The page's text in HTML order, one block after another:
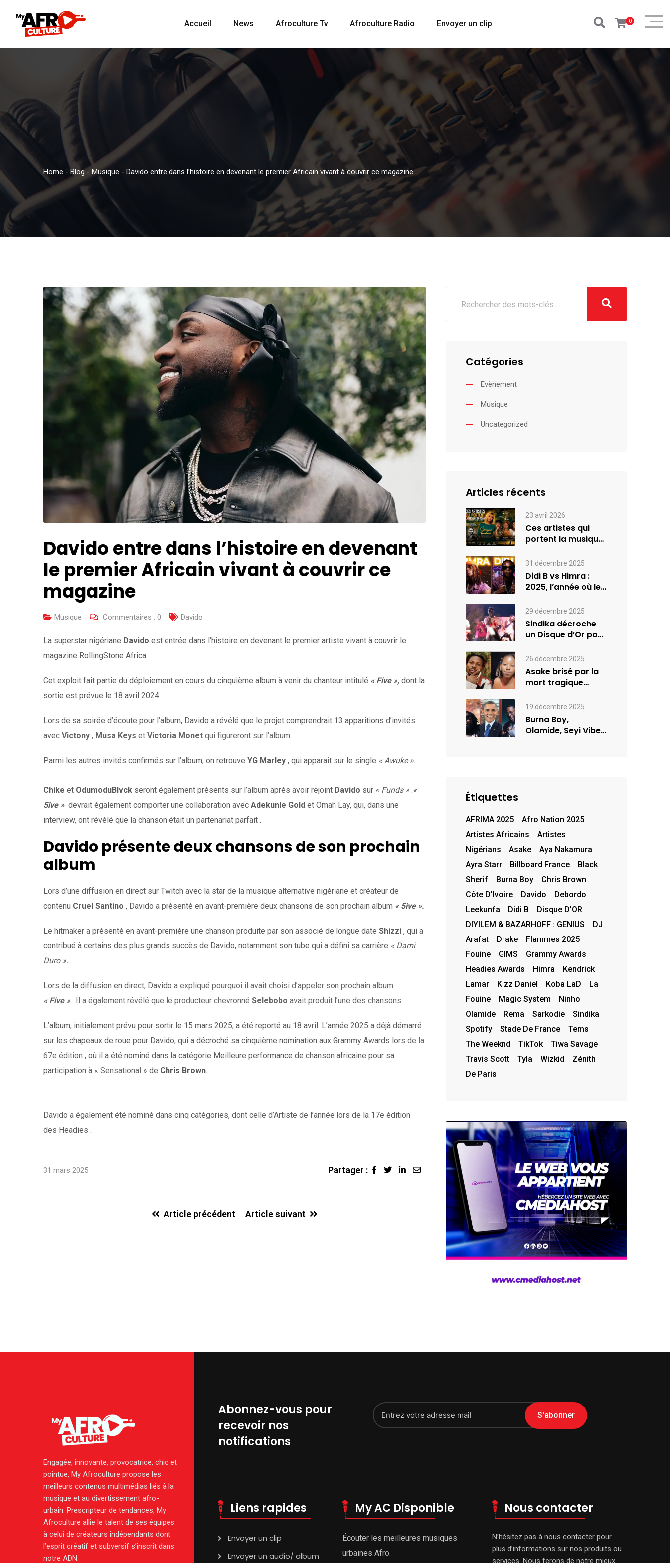
Accueil News Afroculture Tv Afroculture Radio Envoyer un clip 0
Home - Blog- Musique - Davido entre dans l’histoire en devenant le premier Africain vivant à couvrir ce magazine
Davido entre dans l’histoire en devenant
le premier Africain vivant à couvrir ce
magazine
Musique Commentaires : 0 Davido
La superstar nigériane Davido est entrée dans l’histoire en devenant le premier artiste vivant à couvrir le
magazine RollingStone Africa.
Cet exploit fait partie du déploiement en cours du cinquième album à venir du chanteur intitulé « Five », dont la
sortie est prévue le 18 avril 2024.
Lors de sa soirée d’écoute pour l’album, Davido a révélé que le projet comprendrait 13 apparitions d’invités
avec Victony , Musa Keys et Victoria Monet qui figureront sur l’album.
Parmi les autres invités confirmés sur l’album, on retrouve YG Marley , qui apparaît sur le single « Awuke ».
Chike et OdumoduBlvck seront également présents sur l’album après avoir rejoint Davido sur « Funds » .«
5ive »devrait également comporter une collaboration avec Adekunle Gold et Omah Lay, qui, dans une
interview, ont révélé que la chanson était un partenariat parfait .
Davido présente deux chansons de son prochain
album
Lors d’une diffusion en direct sur Twitch avec la star de la musique alternative nigériane et créateur de
contenu Cruel Santino , Davido a présenté en avant-première deux chansons de son prochain album « 5ive ».
Le hitmaker a présenté en avant-première une chanson produite par son associé de longue date Shizzi , qui a
contribué à certains des plus grands succès de Davido, notamment son tube qui a défini sa carrière « Dami
Duro ».
Lors de la diffusion en direct, Davido a expliqué pourquoi il avait choisi d’appeler son prochain album
« Five ». Il a également révélé que le producteur chevronné Selebobo avait produit l’une des chansons.
L’album, initialement prévu pour sortir le 15 mars 2025, a été reporté au 18 avril. L’année 2025 a déjà démarré
sur les chapeaux de roue pour Davido, qui a décroché sa cinquième nomination aux Grammy Awards lors de la
67e édition , où il a été nominé dans la catégorie Meilleure performance de chanson africaine pour sa
participation à « Sensational » de Chris Brown.
Davido a également été nominé dans cinq catégories, dont celle d’Artiste de l’année lors de la 17e édition
des Headies .
31 mars 2025 Partager : LinkedIn
Share
Article précédent Article suivant
Catégories
Evènement
Musique
Uncategorized
Articles récents
23 avril 2026
Ces artistes qui
portent la musique
l’international
31 décembre 2025
Didi B vs Himra :
2025, l’année où le
29 décembre 2025
Sindika décroche
un Disque d’Or pour
INVASION –…
26 décembre 2025
Asake brisé par la
mort tragique
de…
19 décembre 2025
Burna Boy,
Olamide, Seyi Vibez
Étiquettes
AFRIMA 2025
Afro Nation 2025
Artistes Africains
Artistes
Nigérians
Asake
Aya Nakamura
Ayra Starr
Billboard France
Black
Sherif
Burna Boy
Chris Brown
Côte D’Ivoire
Davido
Debordo
Leekunfa
Didi B
Disque D’OR
DIYILEM & BAZARHOFF : GENIUS
DJ
Arafat
Drake
Flammes 2025
Fouine
GIMS
Grammy Awards
Headies Awards
Himra
Kendrick
Lamar
Kizz Daniel Koba LaD
La
Fouine
Magic System
Ninho
Olamide
Rema Sarkodie
Sindika
Spotify
Stade De France
Tems
The Weeknd
TikTok
Tiwa Savage
Travis Scott
Tyla Wizkid
Zénith
De Paris
Abonnez-vous pour
recevoir nos
notifications
S'abonner
Engagée, innovante, provocatrice, chic et
pointue, My Afroculture propose les
meilleurs contenus multimédias liés à la
musique et au divertissement afro-
urbain. Prescripteur de tendances, My
Afroculture allie le talent de ses équipes
à celui de créateurs indépendants dont
l’esprit créatif et subversif s’inscrit dans
notre ADN.
Liens rapides
Envoyer un clip
Envoyer un audio/ album
My AC Disponible
Écouter les meilleures musiques
urbaines Afro.
Nous contacter
N’hésitez pas à nous contacter pour
plus d’informations sur nos produits ou
services. Nous ferons de notre mieux